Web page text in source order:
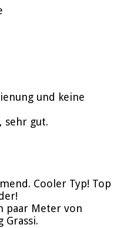
und keine
sehr gut.
Cooler Typ! Top
paar Meter von
Grassi.